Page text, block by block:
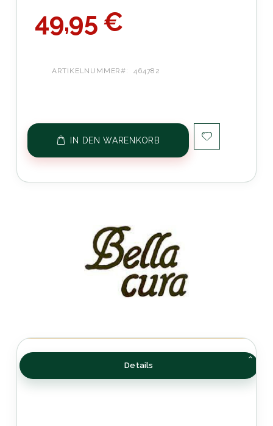
49,95 €
ARTIKELNUMMER 464782
IN DEN WARENKORB
Details